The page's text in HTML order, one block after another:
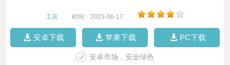
工具 时间：2025-06-17
安卓下载 苹果下载 PC下载
安卓市场，安全绿色